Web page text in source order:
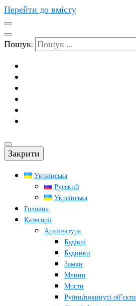
Перейти до вмісту
Пошук:
Закрити
Українська
Русский
Українська
Головна
Категорії
Архітектура
Будівлі
Будинки
Замки
Млини
Мости
Руїни/покинуті об’єкти